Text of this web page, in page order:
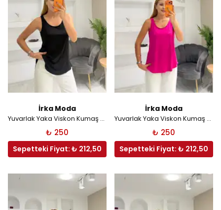
İrka Moda
Yuvarlak Yaka Viskon Kumaş Atlet - Siyah
₺ 250
Sepetteki Fiyat: ₺ 212,50
İrka Moda
Yuvarlak Yaka Viskon Kumaş Atlet - Fuşya
₺ 250
Sepetteki Fiyat: ₺ 212,50